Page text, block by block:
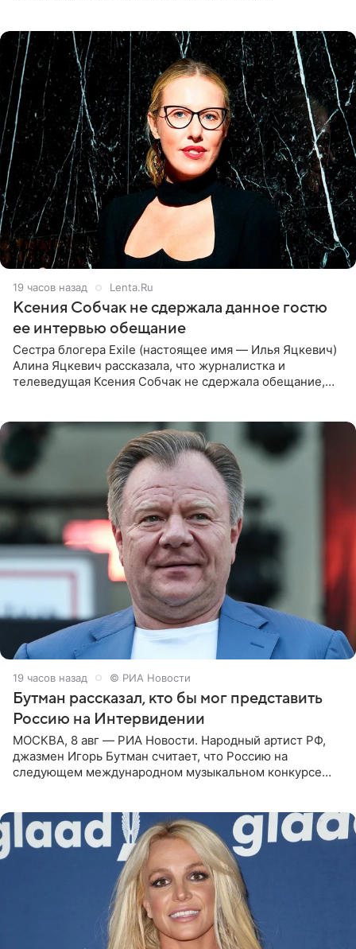
19 часов назад Lenta.Ru
Ксения Собчак не сдержала данное гостю
ее интервью обещание
Сестра блогера Exile (настоящее имя — Илья Яцкевич)
Алина Яцкевич рассказала, что журналистка и
телеведущая Ксения Собчак не сдержала обещание,
19 часов назад © РИА Новости
Бутман рассказал, кто бы мог представить
Россию на Интервидении
МОСКВА, 8 авг — РИА Новости. Народный артист РФ,
джазмен Игорь Бутман считает, что Россию на
следующем международном музыкальном конкурсе